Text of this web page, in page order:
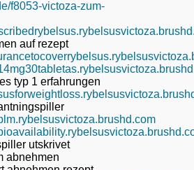
f8053-victoza-zum-
auf rezept
typ 1 erfahrungen
utskrivet
abnehmen